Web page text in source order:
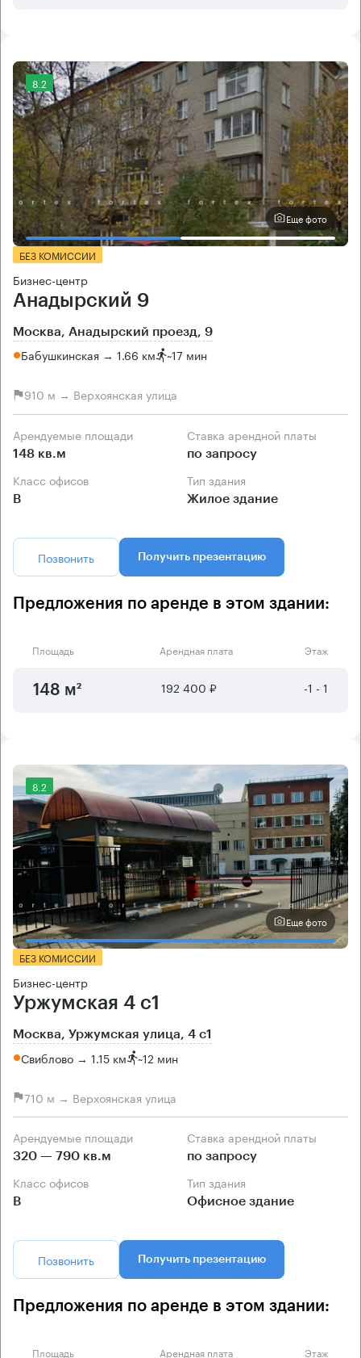
8.2
Еще фото
БЕЗ КОМИССИИ
Бизнес-центр
Анадырский 9
Москва, Анадырский проезд, 9
Бабушкинская → 1.66 км ~17 мин
910 м → Верхоянская улица
Арендуемые площади
148 кв.м
Ставка арендной платы
по запросу
Класс офисов
B
Тип здания
Жилое здание
Позвонить Получить презентацию
Предложения по аренде в этом здании:
Площадь Арендная плата Этаж
148 м² 192 400 ₽ -1 - 1
8.2
Еще фото
БЕЗ КОМИССИИ
Бизнес-центр
Уржумская 4 с1
Москва, Уржумская улица, 4 с1
Свиблово → 1.15 км ~12 мин
710 м → Верхоянская улица
Арендуемые площади
320 — 790 кв.м
Ставка арендной платы
по запросу
Класс офисов
B
Тип здания
Офисное здание
Позвонить Получить презентацию
Предложения по аренде в этом здании:
Площадь Арендная плата Этаж